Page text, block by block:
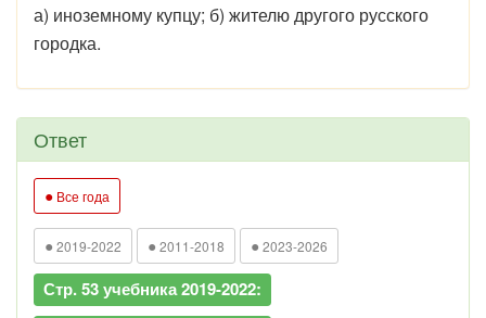
а) иноземному купцу; б) жителю другого русского
городка.
Ответ
● Все года
● 2019-2022 ● 2011-2018 ● 2023-2026
Стр. 53 учебника 2019-2022: